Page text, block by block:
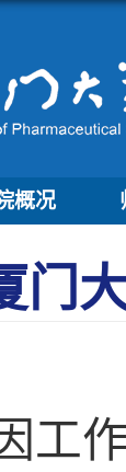
概况
门
工